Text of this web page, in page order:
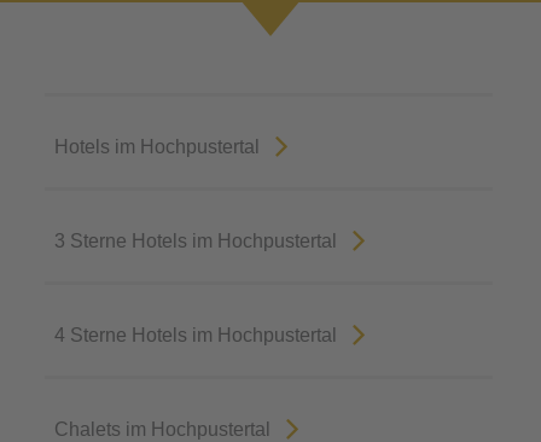
Hotels im Hochpustertal
3 Sterne Hotels im Hochpustertal
4 Sterne Hotels im Hochpustertal
Chalets im Hochpustertal